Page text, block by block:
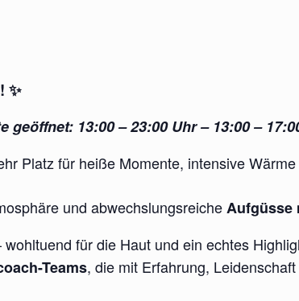
✨
geöffnet: 13:00 – 23:00 Uhr – 13:00 –
Platz für heiße Momente, intensive
und abwechslungsreicheAufgüsse
wohltuend für die Haut und ein echtes
Teams, die mit Erfahrung,